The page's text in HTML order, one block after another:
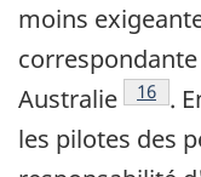
moins
Australie
Note
16 .
les pilotes des